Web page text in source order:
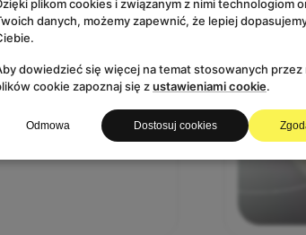
= najlepsza tabletka
ProFi Academy
Czytaj więcej
plikom cookies i związanym z nimi technologiom
danych, możemy zapewnić, że lepiej
dowiedzieć się więcej na temat stosowanych przez
cookie zapoznaj się zustawieniami cookie.
Odmowa Dostosuj cookies